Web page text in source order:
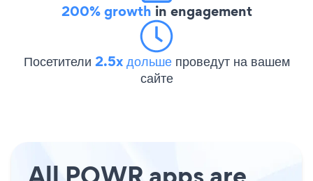
200% growth in engagement
Посетители 2.5x дольше проведут на вашем
сайте